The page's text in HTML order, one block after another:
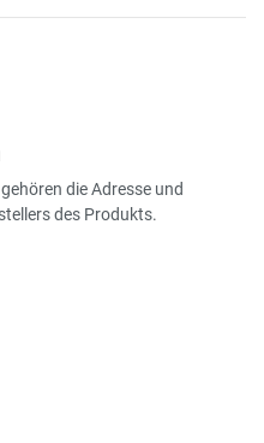
die Adresse und
des Produkts.